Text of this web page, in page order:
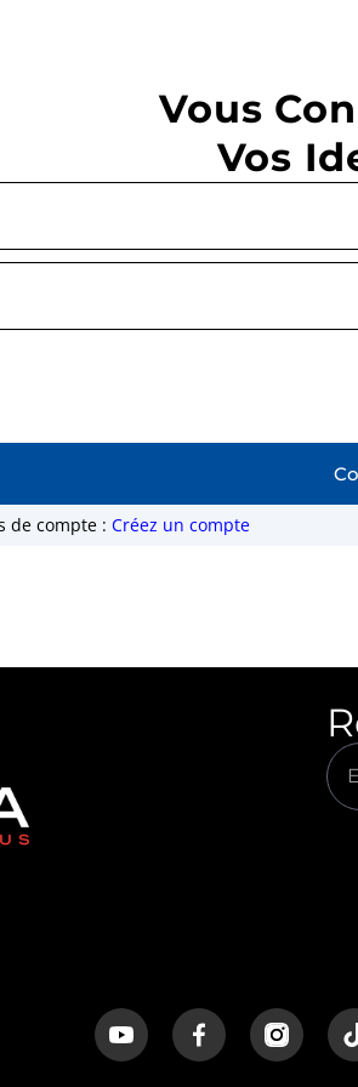
Vous
Vos
de compte :Créez un compte